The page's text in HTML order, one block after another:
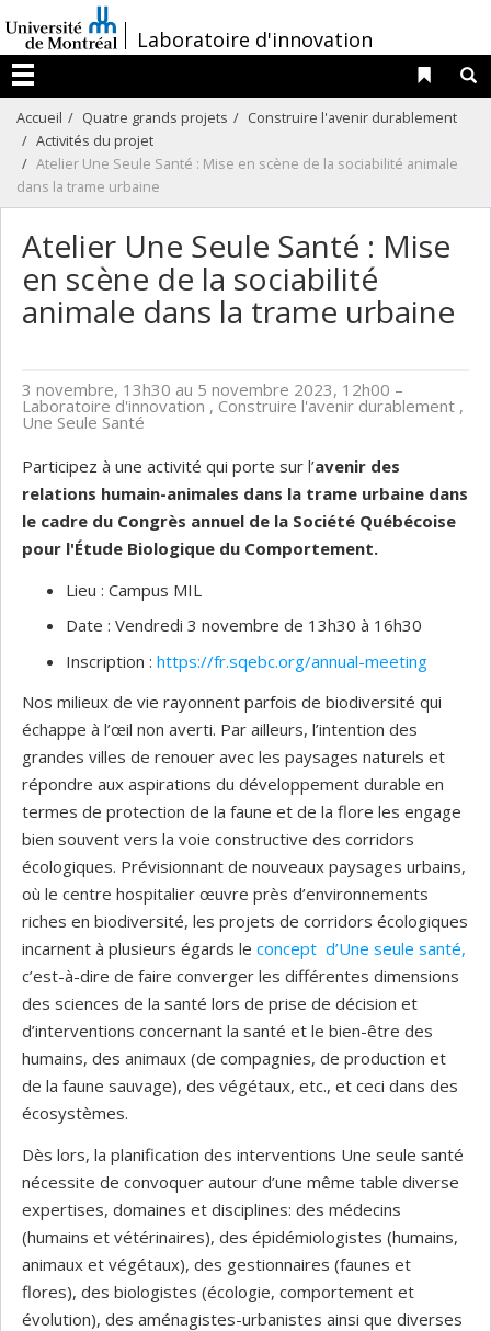
au
contenu
/Laboratoire d'innovation
Menu
Liens
Accueil Quatre grands projets
Construire l'avenir durablement
Activités du projet
Atelier Une Seule Santé : Mise en scène de la sociabilité animale
dans la trame urbaine
Atelier Une Seule Santé : Mise
en scène de la sociabilité
animale dans la trame urbaine
3 novembre, 13h30 au 5 novembre 2023, 12h00 –
Laboratoire d'innovation , Construire l'avenir durablement ,
Une Seule Santé
Participez à une activité qui porte sur l’avenir des
relations humain-animales dans la trame urbaine dans
le cadre du Congrès annuel de la Société Québécoise
pour l'Étude Biologique du Comportement.
Lieu : Campus MIL
Date : Vendredi 3 novembre de 13h30 à 16h30
Inscription : https://fr.sqebc.org/annual-meeting
Nos milieux de vie rayonnent parfois de biodiversité qui
échappe à l’œil non averti. Par ailleurs, l’intention des
grandes villes de renouer avec les paysages naturels et
répondre aux aspirations du développement durable en
termes de protection de la faune et de la flore les engage
bien souvent vers la voie constructive des corridors
écologiques. Prévisionnant de nouveaux paysages urbains,
où le centre hospitalier œuvre près d’environnements
riches en biodiversité, les projets de corridors écologiques
incarnent à plusieurs égards le concept d’Une seule santé,
c’est-à-dire de faire converger les différentes dimensions
des sciences de la santé lors de prise de décision et
d’interventions concernant la santé et le bien-être des
humains, des animaux (de compagnies, de production et
de la faune sauvage), des végétaux, etc., et ceci dans des
écosystèmes.
Dès lors, la planification des interventions Une seule santé
nécessite de convoquer autour d’une même table diverse
expertises, domaines et disciplines: des médecins
(humains et vétérinaires), des épidémiologistes (humains,
animaux et végétaux), des gestionnaires (faunes et
flores), des biologistes (écologie, comportement et
évolution), des aménagistes-urbanistes ainsi que diverses